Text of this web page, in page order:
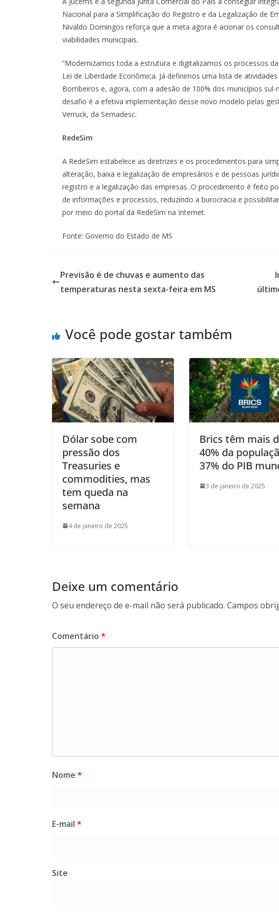
Nacional para a Simplificação do Registro e da Legalização de
Nivaldo Domingos reforça que a meta agora é acionar os
viabilidades municipais.
“Modernizamos toda a estrutura e digitalizamos os processos
Lei de Liberdade Econômica. Já definimos uma lista de
Bombeiros e, agora, com a adesão de 100% dos municípios
desafio é a efetiva implementação desse novo modelo pelas
Verruck, da Semadesc.
RedeSim
A RedeSim estabelece as diretrizes e os procedimentos para
alteração, baixa e legalização de empresários e de pessoas
registro e a legalização das empresas. O procedimento é feito
de informações e processos, reduzindo a burocracia e
por meio do portal da RedeSim na Internet.
Fonte: Governo do Estado de MS
Previsão é de chuvas e aumento das
temperaturas nesta sexta-feira em MS
Você pode gostar também
Dólar sobe com
pressão dos
Treasuries e
commodities, mas
tem queda na
semana
4 de janeiro de 2025
Brics têm mais
40% da
37% do PIB
3 de janeiro de 2025
Deixe um comentário
O seu endereço de e-mail não será publicado. Campos
Comentário *
Nome *
E-mail *
Site